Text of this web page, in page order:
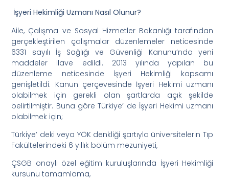
İşyeri Hekimliği Uzmanı Nasıl Olunur?
Aile, Çalışma ve Sosyal Hizmetler Bakanlığı tarafından
gerçekleştirilen çalışmalar düzenlemeler neticesinde
6331 sayılı İş Sağlığı ve Güvenliği Kanunu’nda yeni
maddeler ilave edildi. 2013 yılında yapılan bu
düzenleme neticesinde İşyeri Hekimliği kapsamı
genişletildi. Kanun çerçevesinde İşyeri Hekimi uzmanı
olabilmek için gerekli olan şartlarda açık şekilde
belirtilmiştir. Buna göre Türkiye’ de İşyeri Hekimi uzmanı
olabilmek için;
Türkiye’ deki veya YÖK denkliği şartıyla üniversitelerin Tıp
Fakültelerindeki 6 yıllık bölüm mezuniyeti,
ÇSGB onaylı özel eğitim kuruluşlarında İşyeri Hekimliği
kursunu tamamlama,